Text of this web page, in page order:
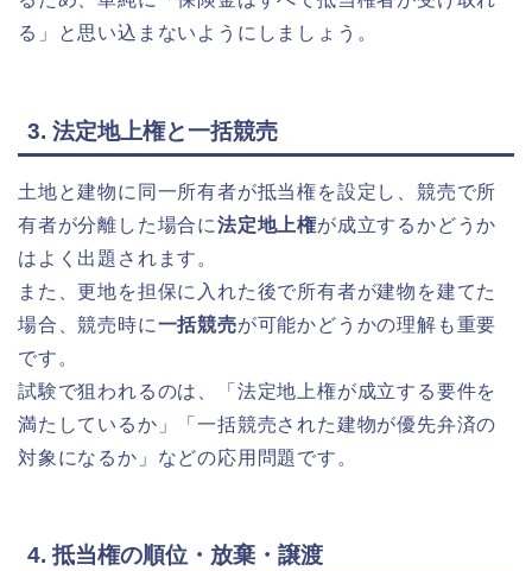
る」と思い込まないようにしましょう。
3. 法定地上権と一括競売
土地と建物に同一所有者が抵当権を設定し、競売で所
有者が分離した場合に法定地上権が成立するかどうか
はよく出題されます。
また、更地を担保に入れた後で所有者が建物を建てた
場合、競売時に一括競売が可能かどうかの理解も重要
です。
試験で狙われるのは、「法定地上権が成立する要件を
満たしているか」「一括競売された建物が優先弁済の
対象になるか」などの応用問題です。
4. 抵当権の順位・放棄・譲渡